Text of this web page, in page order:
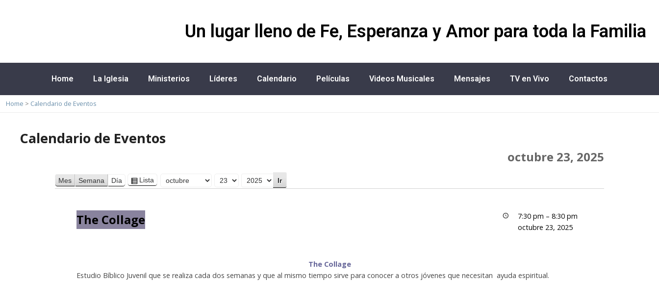
Un lugar lleno de Fe, Esperanza y Amor para toda la Familia
Home La Iglesia Ministerios Líderes Calendario Películas Videos Musicales Mensajes TV en Vivo Contactos
Home > Calendario de Eventos
Calendario de Eventos
octubre 23, 2025
Mes Semana Día
Ver
Lista
Mes
Día
Año
The Collage 7:30 pm – 8:30 pm
octubre 23, 2025
The Collage
Estudio Bíblico Juvenil que se realiza cada dos semanas y que al mismo tiempo sirve para conocer a otros jóvenes que necesitan ayuda espiritual.